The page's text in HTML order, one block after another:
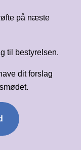
på næste
til bestyrelsen.
dit forslag